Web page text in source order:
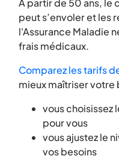
A partir de 50 ans, le
peut s’envoler et les
l'Assurance Maladie
frais médicaux.
Comparez les tarifs
mieux maîtriser votre
vous choisissez
pour vous
vous ajustez le
vos besoins